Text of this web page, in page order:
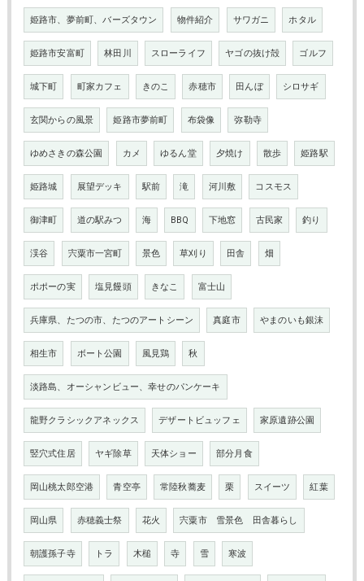
姫路市、夢前町、バーズタウン 物件紹介 サワガニ ホタル
姫路市安富町 林田川 スローライフ ヤゴの抜け殻 ゴルフ
城下町 町家カフェ きのこ 赤穂市 田んぼ シロサギ
玄関からの風景 姫路市夢前町 布袋像 弥勒寺
ゆめさきの森公園 カメ ゆるん堂 夕焼け 散歩 姫路駅
姫路城 展望デッキ 駅前 滝 河川敷 コスモス
御津町 道の駅みつ 海 BBQ 下地窓 古民家 釣り
渓谷 宍粟市一宮町 景色 草刈り 田舎 畑
ポポーの実 塩見饅頭 きなこ 富士山
兵庫県、たつの市、たつのアートシーン 真庭市 やまのいも銀沫
相生市 ボート公園 風見鶏 秋
淡路島、オーシャンビュー、幸せのパンケーキ
龍野クラシックアネックス デザートビュッフェ 家原遺跡公園
竪穴式住居 ヤギ除草 天体ショー 部分月食
岡山桃太郎空港 青空亭 常陸秋蕎麦 栗 スイーツ 紅葉
岡山県 赤穂義士祭 花火 宍粟市 雪景色 田舎暮らし
朝護孫子寺 トラ 木槌 寺 雪 寒波